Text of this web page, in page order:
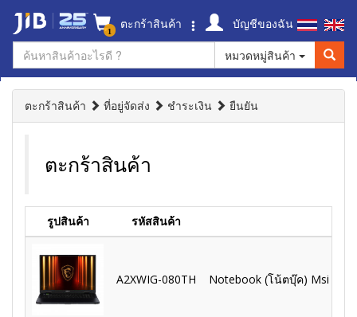
1 ตะกร้าสินค้า
บัญชีของฉัน
หมวดหมู่สินค้า
ตะกร้าสินค้า ที่อยู่จัดส่ง ชำระเงิน ยืนยัน
ตะกร้าสินค้า
รูปสินค้า รหัสสินค้า
A2XWIG-080TH Notebook (โน้ตบุ๊ค) Msi